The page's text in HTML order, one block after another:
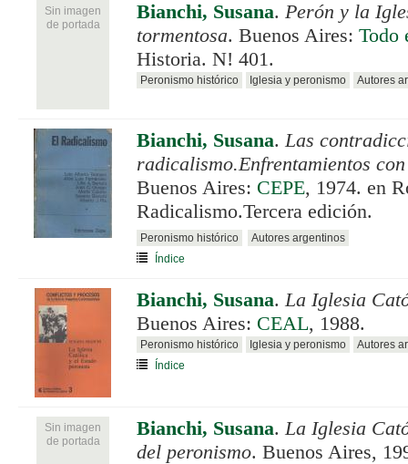
Sin imagen
de portada
Bianchi, Susana. Perón y la
tormentosa. Buenos Aires: Todo
Historia. N! 401.
Peronismo histórico Iglesia y peronismo Autores
Bianchi, Susana.Las
radicalismo.Enfrentamientos
Buenos Aires: CEPE, 1974. en
Radicalismo.Tercera edición.
Peronismo histórico
Autores argentinos
Índice
Bianchi, Susana.La Iglesia
Buenos Aires: CEAL, 1988.
Peronismo histórico Iglesia y peronismo
Autores
Índice
Sin imagen
de portada
Bianchi, Susana.La Iglesia
del peronismo. Buenos Aires,